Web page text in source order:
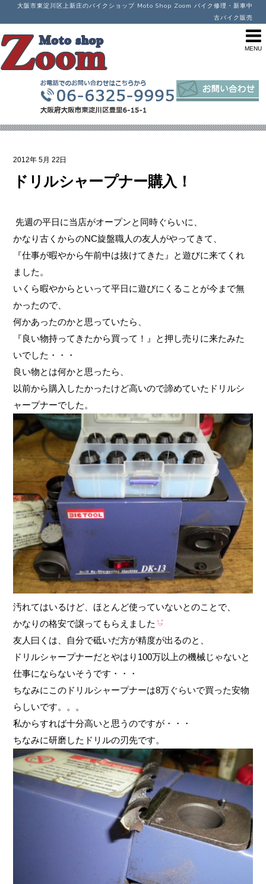
大阪市東淀川区上新庄のバイクショップ Moto Shop Zoom バイク修理・新車中
古バイク販売
2012年 5月 22日
ドリルシャープナー購入！
先週の平日に当店がオープンと同時ぐらいに、
かなり古くからのNC旋盤職人の友人がやってきて、
『仕事が暇やから午前中は抜けてきた』と遊びに来てくれ
ました。
いくら暇やからといって平日に遊びにくることが今まで無
かったので、
何かあったのかと思っていたら、
『良い物持ってきたから買って！』と押し売りに来たみた
いでした・・・
良い物とは何かと思ったら、
以前から購入したかったけど高いので諦めていたドリルシ
ャープナーでした。
汚れてはいるけど、ほとんど使っていないとのことで、
かなりの格安で譲ってもらえました
友人曰くは、自分で砥いだ方が精度が出るのと、
ドリルシャープナーだとやはり100万以上の機械じゃないと
仕事にならないそうです・・・
ちなみにこのドリルシャープナーは8万ぐらいで買った安物
らしいです。。。
私からすれば十分高いと思うのですが・・・
ちなみに研磨したドリルの刃先です。